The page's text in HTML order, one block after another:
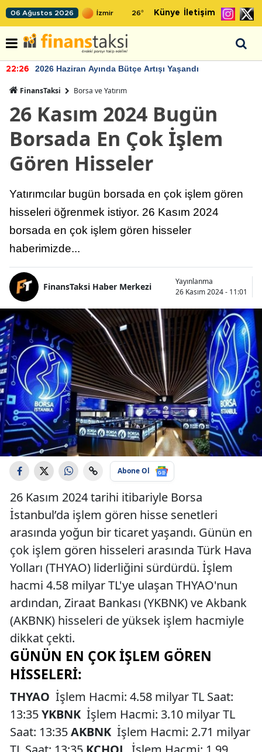
06 Ağustos 2026 26° Künye İletişim
22:26 2026 Haziran Ayında Bütçe Artışı Yaşandı
FinansTaksi Borsa ve Yatırım
26 Kasım 2024 Bugün
Borsada En Çok İşlem
Gören Hisseler
Yatırımcılar bugün borsada en çok işlem gören
hisseleri öğrenmek istiyor. 26 Kasım 2024
borsada en çok işlem gören hisseler
haberimizde...
FinansTaksi Haber Merkezi
Yayınlanma
26 Kasım 2024 - 11:01
Abone Ol
26 Kasım 2024 tarihi itibariyle Borsa
İstanbul’da işlem gören hisse senetleri
arasında yoğun bir ticaret yaşandı. Günün en
çok işlem gören hisseleri arasında Türk Hava
Yolları (THYAO) liderliğini sürdürdü. İşlem
hacmi 4.58 milyar TL'ye ulaşan THYAO'nun
ardından, Ziraat Bankası (YKBNK) ve Akbank
(AKBNK) hisseleri de yüksek işlem hacmiyle
dikkat çekti.
GÜNÜN EN ÇOK İŞLEM GÖREN
HISSELERI:
THYAO İşlem Hacmi: 4.58 milyar TL Saat:
13:35YKBNK İşlem Hacmi: 3.10 milyar TL
Saat: 13:35AKBNK İşlem Hacmi: 2.71 milyar